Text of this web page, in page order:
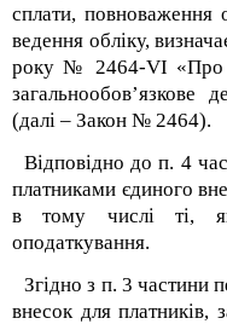
сплати, повноваження
ведення обліку,
року № 2464-VI «Про
загальнообов’язкове
(далі – Закон № 2464).
Відповідно до п. 4
платниками єдиного
в тому числі ті,
оподаткування.
Згідно з п. 3 частини
внесок для платників,